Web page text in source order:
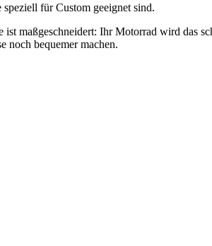
für Custom geeignet sind.
maßgeschneidert: Ihr Motorrad wird das
noch bequemer machen.